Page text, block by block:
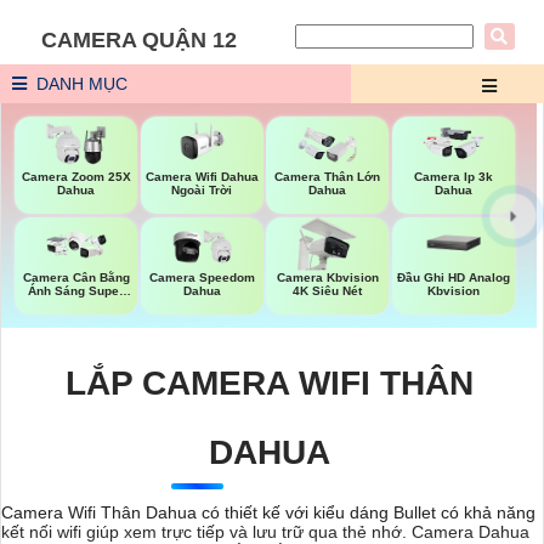
CAMERA QUẬN 12
DANH MỤC
Camera Zoom 25X
Dahua
Camera Wifi Dahua
Ngoài Trời
Camera Thân Lớn
Dahua
Camera Ip 3k
Dahua
Camera Cân Bằng
Ánh Sáng Super
Camera Speedom
Dahua
Camera Kbvision
4K Siêu Nét
Đầu Ghi HD Analog
Kbvision
LẮP CAMERA WIFI THÂN
DAHUA
Camera Wifi Thân Dahua có thiết kế với kiểu dáng Bullet có khả năng
kết nối wifi giúp xem trực tiếp và lưu trữ qua thẻ nhớ. Camera Dahua